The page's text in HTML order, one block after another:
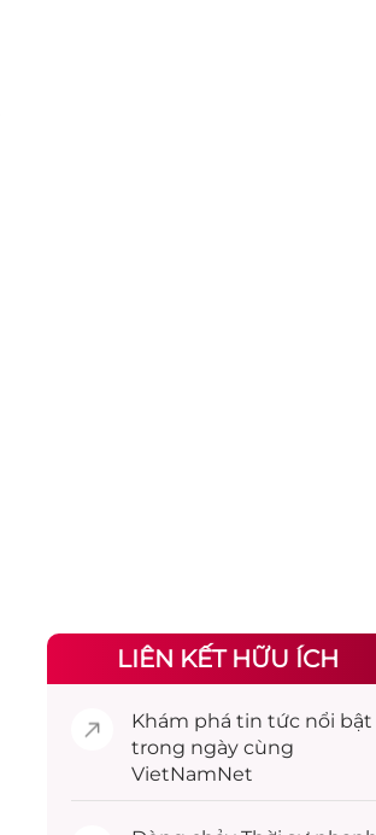
LIÊN KẾT HỮU ÍCH
Khám phá tin tức nổi bật
trong ngày cùng
VietNamNet